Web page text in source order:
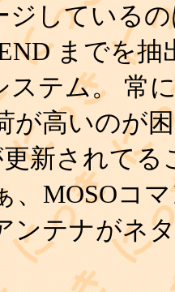
ジしている
までを
ステム。 常
が高いのが
更新されて
、MOSOコ
ンテナがネ